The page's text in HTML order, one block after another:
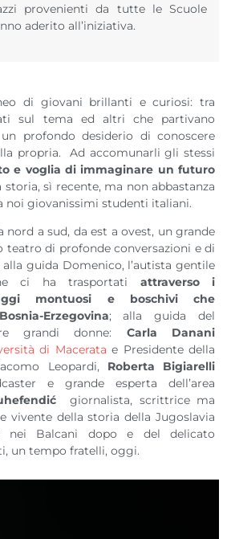
provenienti da tutte le Scuole
aderito all’iniziativa.
di giovani brillanti e curiosi: tra
sul tema ed altri che partivano
profondo desiderio di conoscere
propria.
Ad accomunarli gli stessi
e voglia di immaginare un futuro
sì recente, ma non abbastanza
noi giovanissimi studenti italiani.
nord a sud, da est a ovest, un grande
teatro di profonde conversazioni e di
guida Domenico, l’autista gentile
ci ha trasportati attraverso i
montuosi e boschivi che
Erzegovina; alla guida del
grandi donne: Carla Danani
di Macerata e Presidente della
Leopardi, Roberta Bigiarelli
e grande esperta dell’area
giornalista, scrittrice ma
vivente della storia della Jugoslavia
nei Balcani dopo e del delicato
un tempo fratelli, oggi.